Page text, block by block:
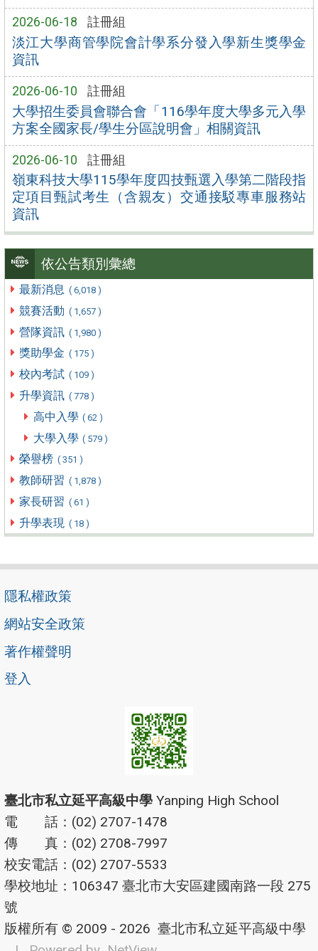
2026-06-18 註冊組
淡江大學商管學院會計學系分發入學新生獎學金
資訊
2026-06-10 註冊組
大學招生委員會聯合會「116學年度大學多元入學
方案全國家長/學生分區說明會」相關資訊
2026-06-10 註冊組
嶺東科技大學115學年度四技甄選入學第二階段指
定項目甄試考生（含親友）交通接駁專車服務站
資訊
依公告類別彙總
最新消息 ( 6,018 )
競賽活動 ( 1,657 )
營隊資訊 ( 1,980 )
獎助學金 ( 175 )
校內考試 ( 109 )
升學資訊 ( 778 )
高中入學 ( 62 )
大學入學 ( 579 )
榮譽榜 ( 351 )
教師研習 ( 1,878 )
家長研習 ( 61 )
升學表現 ( 18 )
隱私權政策
網站安全政策
著作權聲明
登入
臺北市私立延平高級中學 Yanping High School
電 話：(02) 2707-1478
傳 真：(02) 2708-7997
校安電話：(02) 2707-5533
學校地址：106347 臺北市大安區建國南路一段 275
號
版權所有 © 2009 - 2026 臺北市私立延平高級中學